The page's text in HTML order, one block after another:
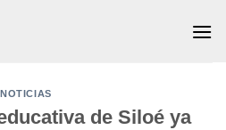
NOTICIAS
de Siloé ya